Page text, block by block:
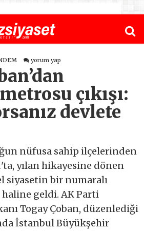
yorum yap
çıkışı:
devlete
nüfusa sahip ilçelerinden
yılan hikayesine dönen
siyasetin bir numaralı
geldi. AK Parti
Togay Çoban, düzenlediği
İstanbul Büyükşehir